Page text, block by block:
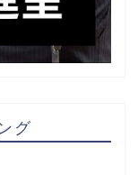
グ